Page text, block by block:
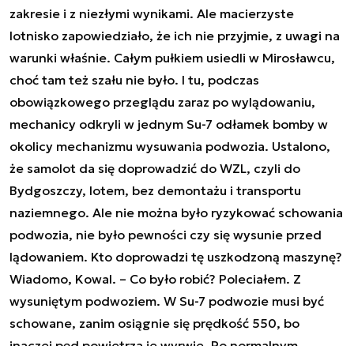
zakresie i z niezłymi wynikami. Ale macierzyste
lotnisko zapowiedziało, że ich nie przyjmie, z uwagi na
warunki właśnie. Całym pułkiem usiedli w Mirosławcu,
choć tam też szału nie było. I tu, podczas
obowiązkowego przeglądu zaraz po wylądowaniu,
mechanicy odkryli w jednym Su-7 odłamek bomby w
okolicy mechanizmu wysuwania podwozia. Ustalono,
że samolot da się doprowadzić do WZL, czyli do
Bydgoszczy, lotem, bez demontażu i transportu
naziemnego. Ale nie można było ryzykować schowania
podwozia, nie było pewności czy się wysunie przed
lądowaniem. Kto doprowadzi tę uszkodzoną maszynę?
Wiadomo, Kowal. – Co było robić? Poleciałem. Z
wysuniętym podwoziem. W Su-7 podwozie musi być
schowane, zanim osiągnie się prędkość 550, bo